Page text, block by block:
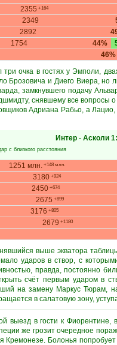
2355 +164
2349
2892
44%
1754
46%
три очка в гостях у Эмполи,
Брозовича и Диего Виера,
замкнувшего подачу
снявшему все вопросы
Адриана Рабьо, а
Интер- Асколи
с близкого расстояния
1251 млн. +148 млн.
3180 +924
2450 +674
2675 +899
3176 +805
2679 +1180
выше экватора
ударов в створ, с
правда, постоянно
счёт первым ударом в
на замену Маркус Тюрам,
в салатовую зону,
выезд в гости к
же грозит очередное
Кремонезе. Болонья